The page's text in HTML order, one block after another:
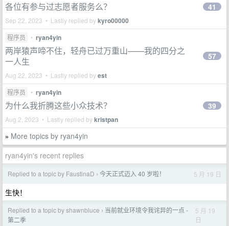
各位有参与过志愿者服务么？
Sep 22, 2023 • Lastly replied bykyro00000
41
程序员 • ryan4yin
两岸猿声啼不住，轻舟已过万重山——我的四分之
一人生
Aug 22, 2023 • Lastly replied byest
57
程序员 • ryan4yin
为什么我折腾这些小众技术？
Aug 2, 2023 • Lastly replied bykristpan
39
» More topics by ryan4yin
ryan4yin's recent replies
Replied to a topic by FaustinaD › 今天正式迈入 40 岁啦！ 5 月 19 日
生快！
Replied to a topic by shawnbluce › 当前就业环境令我诧异的一点 -
第二季
5 月 19
日